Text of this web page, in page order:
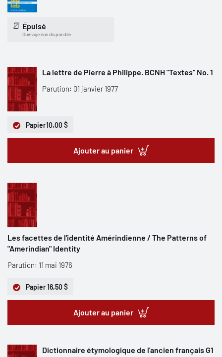
Épuisé
Ouvrage non disponible
La lettre de Pierre à Philippe. BCNH "Textes" No. 1
Parution: 01 janvier 1977
Papier10,00 $
Ajouter au panier
Les facettes de l'identité Amérindienne / The Patterns of
"Amerindian" Identity
Parution: 11 mai 1976
Papier16,50 $
Ajouter au panier
Dictionnaire étymologique de l'ancien français G1